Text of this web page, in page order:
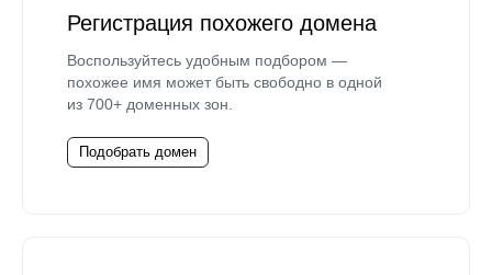
Регистрация похожего домена
Воспользуйтесь удобным подбором —
похожее имя может быть свободно в одной
из 700+ доменных зон.
Подобрать домен